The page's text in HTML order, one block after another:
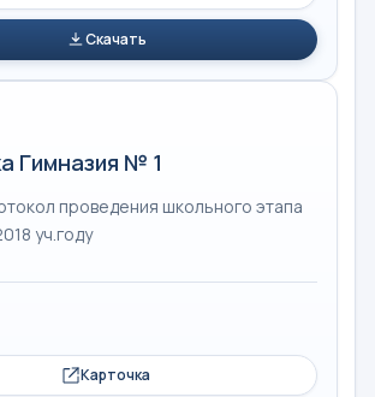
Скачать
Гимназия № 1
проведения школьного этапа
уч.году
Карточка